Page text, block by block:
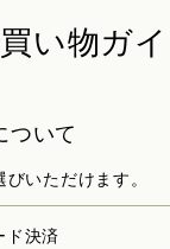
い物ガ
ついて
いただけます。
ド決済